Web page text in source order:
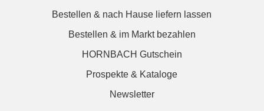
Bestellen & nach Hause liefern lassen
Bestellen & im Markt bezahlen
HORNBACH Gutschein
Prospekte & Kataloge
Newsletter